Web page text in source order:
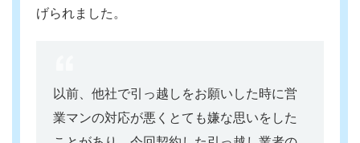
げられました。
以前、他社で引っ越しをお願いした時に営
業マンの対応が悪くとても嫌な思いをした